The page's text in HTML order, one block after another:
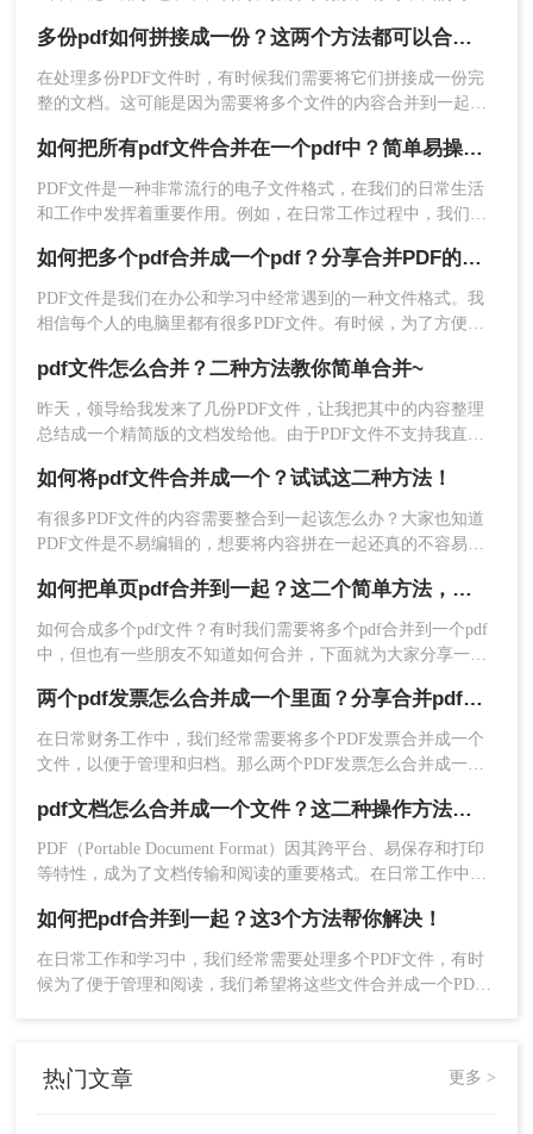
3、填写输出名称然后点击开始合并。
4、这样就完成了。
三、注意事项
1、文件兼容性：确保你要合并的PDF文件是可兼容
的。有时，某些PDF文件可能包含特殊字体、格式
或元数据，可能导致合并后的问题。在合并前，最
好预览每个文件以确保它们可以正常合并。
2、文件顺序：在合并PDF文件时，考虑文件的顺
序。根据你的需求，调整文件的顺序以确保逻辑和
阅读流畅性。
3、文件大小：注意合并后的PDF文件大小。如果文
存。如有需要，可以使用工具或软件压缩PDF文
件。
4、版权与隐私：在使用在线工具时，请确保你了解
并同意其使用条款和隐私政策。上传文件时，确保
文件的版权和隐私得到保护。
原始文件。这样，如果出现任何问题或需要原始文
件的特定版本，你可以随时访问它们。
总之，将多个PDF文档合并为一个文件是一个相对
PDF文档合并为一个文件，以便更好地阅读、打印
或分享。
么，如何把pdf文档合并在一起呢？下面我们将为您介绍合并
PDF文档的详细步骤与技巧。
多份pdf如何拼接成一份？这两个方法都可以合并！
在处理多份PDF文件时，有时候我们需要将它们拼接成一份完
整的文档。这可能是因为需要将多个文件的内容合并到一起，
面，我们将详细介绍多份pdf如何拼接成一份。
如何把所有pdf文件合并在一个pdf中？简单易操作的2个方法！
PDF文件是一种非常流行的电子文件格式，在我们的日常生活
和工作中发挥着重要作用。例如，在日常工作过程中，我们将
中，我们从一些网站下载一个基于PDF格式的课程。然而，随
着时间的推移，随着相关操作的实施，随着文件数量的增加，
有必要将几个PDF合并成一个进行保存。那么，如何将几个
如何把多个pdf合并成一个pdf？分享合并PDF的三个方法！
PDF文件是我们在办公和学习中经常遇到的一种文件格式。我
相信每个人的电脑里都有很多PDF文件。有时候，为了方便文
PDF文件合并在一起。那么，如何把多个pdf合并成一个pdf
呢？下面将分享三种简单易操作的方法。让我们来看看。
pdf文件怎么合并？二种方法教你简单合并~
昨天，领导给我发来了几份PDF文件，让我把其中的内容整理
总结成一个精简版的文档发给他。由于PDF文件不支持我直接
一起的话又有点太麻烦了。于是我就用软件先将PDF文档合并
在一起，再转换成Word文档来进行编辑，一下子就轻松了不
少。那么大家知道pdf文件怎么合并吗？不知道的话就跟着我一
如何将pdf文件合并成一个？试试这二种方法！
有很多PDF文件的内容需要整合到一起该怎么办？大家也知道
PDF文件是不易编辑的，想要将内容拼在一起还真的不容易，
件合并成一个呢？下面一起看看吧。
如何把单页pdf合并到一起？这二个简单方法，轻松合并上千文档！
如何合成多个pdf文件？有时我们需要将多个pdf合并到一个pdf
中，但也有一些朋友不知道如何合并，下面就为大家分享一下
感兴趣的朋友可以一起来了解下哦。
两个pdf发票怎么合并成一个里面？分享合并pdf的二个方法！
在日常财务工作中，我们经常需要将多个PDF发票合并成一个
文件，以便于管理和归档。那么两个PDF发票怎么合并成一个
PDF发票合并成一个文件。
pdf文档怎么合并成一个文件？这二种操作方法十分简单！
PDF（Portable Document Format）因其跨平台、易保存和打印
等特性，成为了文档传输和阅读的重要格式。在日常工作中，
管理。那么pdf文档怎么合并成一个文件呢？以下，我将为您介
绍两种常用的PDF合并方法。
如何把pdf合并到一起？这3个方法帮你解决！
在日常工作和学习中，我们经常需要处理多个PDF文件，有时
候为了便于管理和阅读，我们希望将这些文件合并成一个PDF
热门文章 更多 >